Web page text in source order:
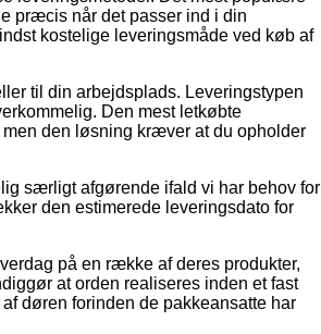
præcis når det passer ind i din
kostelige leveringsmåde ved køb af
til din arbejdsplads. Leveringstypen
Den mest letkøbte
den løsning kræver at du opholder
særligt afgørende ifald vi har behov for
den estimerede leveringsdato for
på en række af deres produkter,
at orden realiseres inden et fast
døren forinden de pakkeansatte har